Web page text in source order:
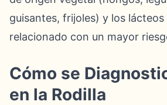
guisantes, frijoles) y los lácteos
relacionado con un mayor
Cómo se
en la Rodilla